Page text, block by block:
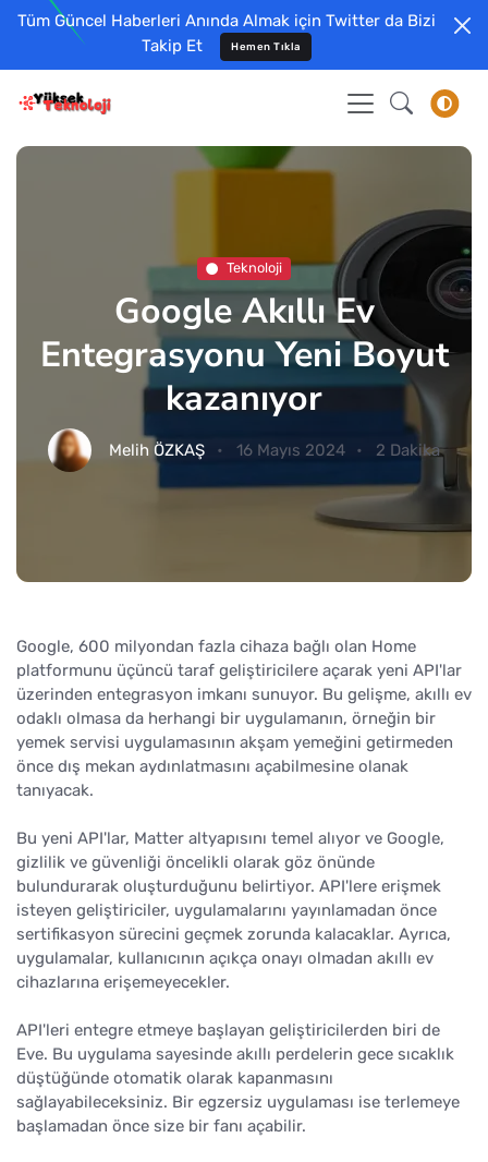
Tüm Güncel Haberleri Anında Almak için Twitter da Bizi
Takip Et
Hemen Tıkla
Teknoloji
Google Akıllı Ev
Entegrasyonu Yeni Boyut
kazanıyor
Melih ÖZKAŞ 16 Mayıs 2024 2 Dakika
Google, 600 milyondan fazla cihaza bağlı olan Home
platformunu üçüncü taraf geliştiricilere açarak yeni API'lar
üzerinden entegrasyon imkanı sunuyor. Bu gelişme, akıllı ev
odaklı olmasa da herhangi bir uygulamanın, örneğin bir
yemek servisi uygulamasının akşam yemeğini getirmeden
önce dış mekan aydınlatmasını açabilmesine olanak
tanıyacak.
Bu yeni API'lar, Matter altyapısını temel alıyor ve Google,
gizlilik ve güvenliği öncelikli olarak göz önünde
bulundurarak oluşturduğunu belirtiyor. API'lere erişmek
isteyen geliştiriciler, uygulamalarını yayınlamadan önce
sertifikasyon sürecini geçmek zorunda kalacaklar. Ayrıca,
uygulamalar, kullanıcının açıkça onayı olmadan akıllı ev
cihazlarına erişemeyecekler.
API'leri entegre etmeye başlayan geliştiricilerden biri de
Eve. Bu uygulama sayesinde akıllı perdelerin gece sıcaklık
düştüğünde otomatik olarak kapanmasını
sağlayabileceksiniz. Bir egzersiz uygulaması ise terlemeye
başlamadan önce size bir fanı açabilir.